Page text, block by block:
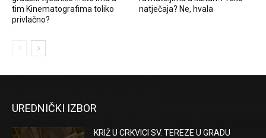
tim Kinematografima toliko
privlačno?
natječaja? Ne, hvala
UREDNIČKI IZBOR
KRIŽ U CRKVICI SV. TEREZE U GRADU